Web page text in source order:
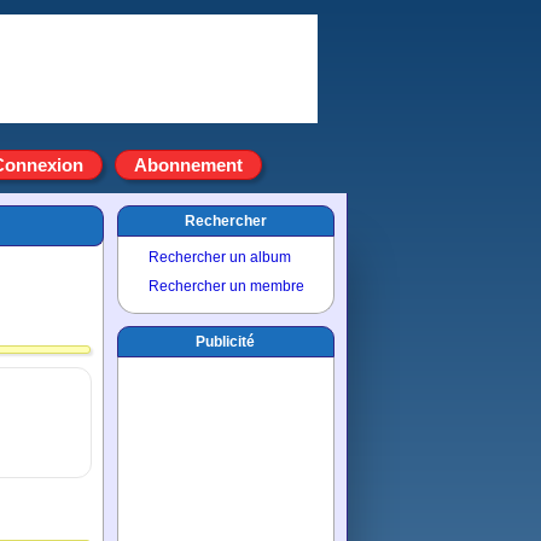
Abonnement
Rechercher
Rechercher un album
Rechercher un membre
Publicité